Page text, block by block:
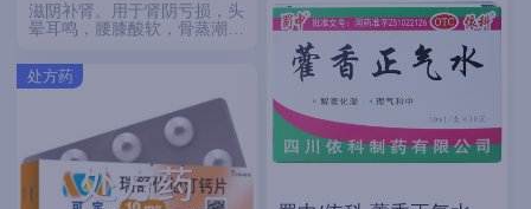
滋阴补肾。用于肾阴亏损，头
晕耳鸣，腰膝酸软，骨蒸潮
处方药